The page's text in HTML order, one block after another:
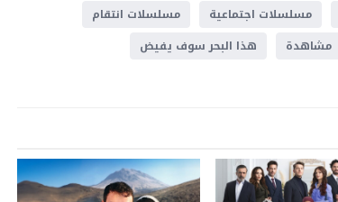
مسلسلات اجتماعية
مسلسلات انتقام
مشاهدة هذا البحر سوف يفيض